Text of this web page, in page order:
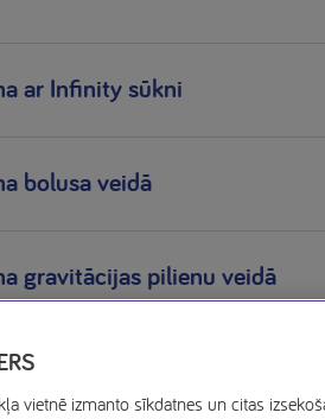
ar Infinity sūkni
bolusa veidā
gravitācijas pilienu veidā
vietnē izmanto sīkdatnes un citas